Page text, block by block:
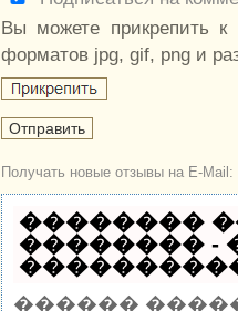
Вы можете прикрепить
форматов jpg, gif, png и
Получать новые отзывы на E-Mail:
��������
�������� -
�����������
������